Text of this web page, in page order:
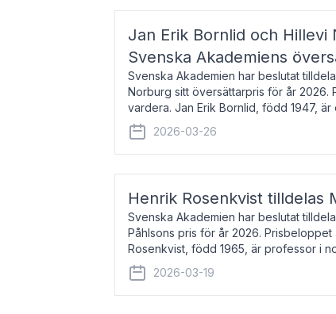
Jan Erik Bornlid och Hillevi
Svenska Akademiens
Svenska Akademien har beslutat
Norburg sitt översättarpris för år
vardera. Jan Erik Bornlid, född 1947,
främst känd för sina översät
2026-03-26
Henrik Rosenkvist tilldelas
Svenska Akademien har beslutat
Påhlsons pris för år 2026.
Rosenkvist, född 1965, är professor i
universitet. Han disputerade 2004 på
2026-03-19